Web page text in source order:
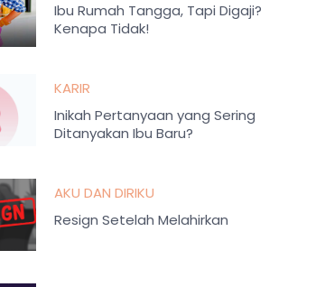
Ibu Rumah Tangga, Tapi Digaji?
Kenapa Tidak!
KARIR
Inikah Pertanyaan yang Sering
Ditanyakan Ibu Baru?
AKU DAN DIRIKU
Resign Setelah Melahirkan